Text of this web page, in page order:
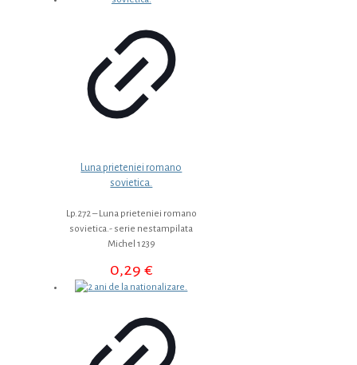
Luna prieteniei romano
sovietica.
Lp.272 – Luna prieteniei romano
sovietica.- serie nestampilata
Michel 1239
0,29 €